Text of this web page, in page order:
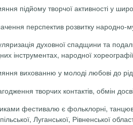
підйому творчої активності у
перспектив розвитку народно-
духовної спадщини та
інструментах, народної
вихованню у молоді любові до
творчих контактів, обмін
фестивалю є фольклорні,
Луганської, Рівненської